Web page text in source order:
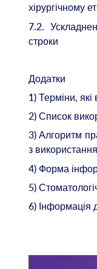
хірургічному
7.2.
строки
Додатки
1) Терміни, які
2) Список
3) Алгоритм
з
4) Форма
5)
6) Інформація